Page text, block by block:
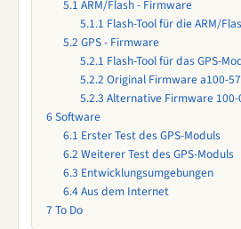
5.1 ARM/Flash - Firmware
5.1.1 Flash-Tool für die ARM/
5.2 GPS - Firmware
5.2.1 Flash-Tool für das GPS-
5.2.2 Original Firmware a100-57
5.2.3 Alternative Firmware 100-
6Software
6.1 Erster Test des GPS-Moduls
6.2 Weiterer Test des GPS-Moduls
6.3 Entwicklungsumgebungen
6.4Aus dem Internet
7 To Do